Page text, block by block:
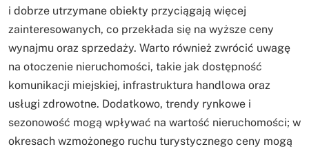
i dobrze utrzymane obiekty przyciągają więcej
zainteresowanych, co przekłada się na wyższe ceny
wynajmu oraz sprzedaży. Warto również zwrócić uwagę
na otoczenie nieruchomości, takie jak dostępność
komunikacji miejskiej, infrastruktura handlowa oraz
usługi zdrowotne. Dodatkowo, trendy rynkowe i
sezonowość mogą wpływać na wartość nieruchomości; w
okresach wzmożonego ruchu turystycznego ceny mogą